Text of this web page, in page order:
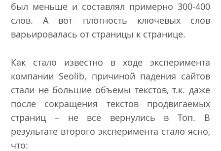
был меньше и составлял примерно 300-400
слов. А вот плотность ключевых слов
варьировалась от страницы к странице.
Как стало известно в ходе эксперимента
компании Seolib, причиной падения сайтов
стали не большие объемы текстов, т.к. даже
после сокращения текстов продвигаемых
страниц – не все вернулись в Топ. В
результате второго эксперимента стало ясно,
что: